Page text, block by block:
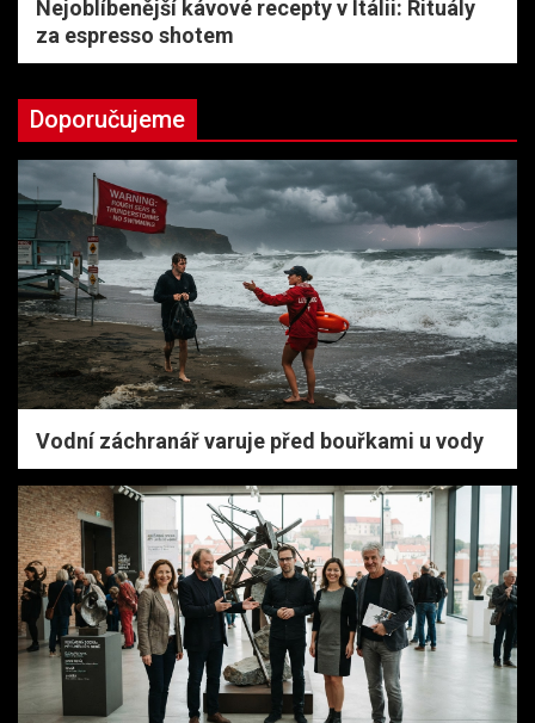
Nejoblíbenější kávové recepty v Itálii: Rituály
za espresso shotem
Doporučujeme
Vodní záchranář varuje před bouřkami u vody